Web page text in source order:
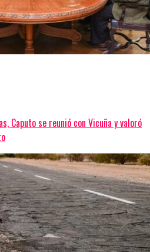
Caputo se reunió con Vicuña y valoró